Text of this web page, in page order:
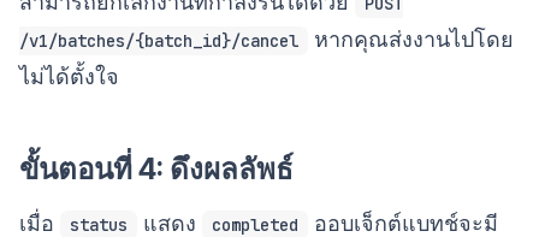
/v1/batches/{batch_id}/cancel
หากคุณส่งงานไปโดย
ไม่ได้ตั้งใจ
ขั้นตอนที่ 4: ดึงผลลัพธ์
เมื่อ status แสดง completed ออบเจ็กต์แบทช์จะมี